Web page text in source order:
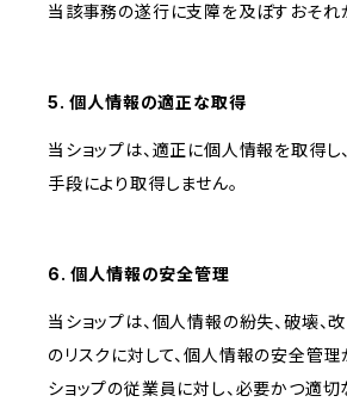
当該事務の遂行に支障を及ぼすおそれ
5. 個人情報の適正な取得
当ショップは、適正に個人情報を取得し
手段により取得しません。
6. 個人情報の安全管理
当ショップは、個人情報の紛失、破壊、
のリスクに対して、個人情報の安全管理
ショップの従業員に対し、必要かつ適切